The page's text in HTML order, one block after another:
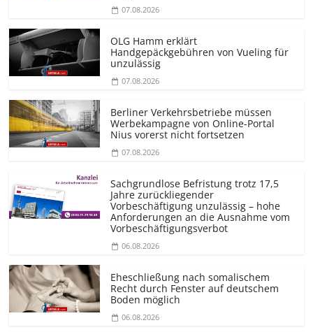
07.08.2026
OLG Hamm erklärt
Handgepäckgebühren von Vueling für
unzulässig
07.08.2026
Berliner Verkehrsbetriebe müssen
Werbekampagne von Online-Portal
Nius vorerst nicht fortsetzen
07.08.2026
Sachgrundlose Befristung trotz 17,5
Jahre zurückliegender
Vorbeschäftigung unzulässig – hohe
Anforderungen an die Ausnahme vom
Vorbeschäf­tigungsverbot
06.08.2026
Eheschließung nach somalischem
Recht durch Fenster auf deutschem
Boden möglich
06.08.2026